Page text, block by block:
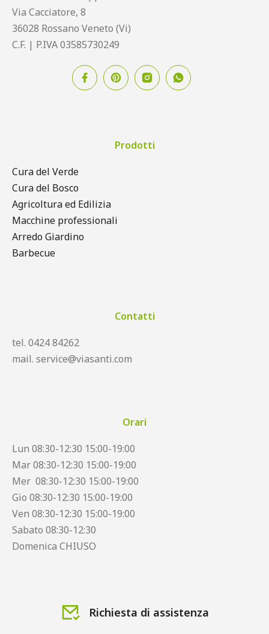
Via Cacciatore, 8
36028 Rossano Veneto (Vi)
C.F. | P.IVA 03585730249
Prodotti
Cura del Verde
Cura del Bosco
Agricoltura ed Edilizia
Macchine professionali
Arredo Giardino
Barbecue
Contatti
tel. 0424 84262
mail. service@viasanti.com
Orari
Lun 08:30-12:30 15:00-19:00
Mar 08:30-12:30 15:00-19:00
Mer 08:30-12:30 15:00-19:00
Gio 08:30-12:30 15:00-19:00
Ven 08:30-12:30 15:00-19:00
Sabato 08:30-12:30
Domenica CHIUSO
Richiesta di assistenza